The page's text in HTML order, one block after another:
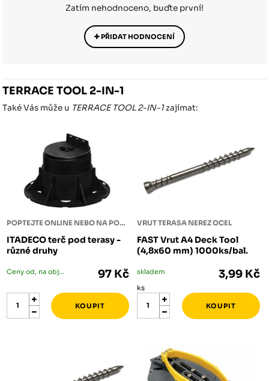
Zatím nehodnoceno, buďte první!
PŘIDAT HODNOCENÍ
TERRACE TOOL 2-IN-1
Také Vás může u TERRACE TOOL 2-IN-1zajímat:
POPTEJTE ONLINE NEBO NA POBOČCE
ITADECO terč pod terasy -
různé druhy
Ceny od, na objednání 97 Kč
VRUT TERASA NEREZ OCEL
FAST Vrut A4 Deck Tool
(4,8x60 mm) 1000ks/bal.
skladem 3,99 Kč
ks